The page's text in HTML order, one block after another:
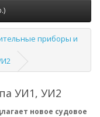
приборы и
УИ1, УИ2
новое судовое